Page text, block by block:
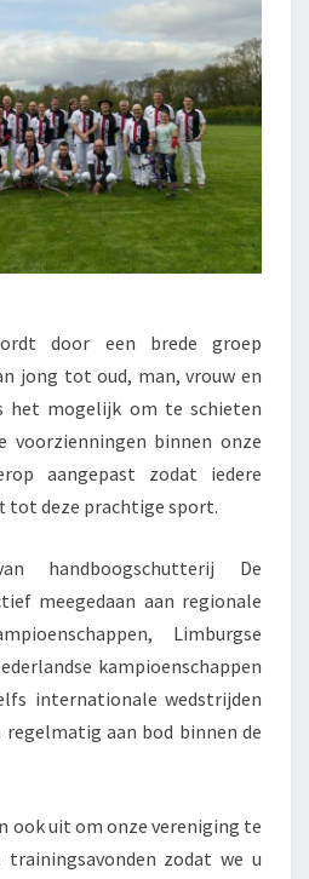
door een brede groep
jong tot oud, man, vrouw en
het mogelijk om te schieten
binnen onze
aangepast zodat iedere
tot deze prachtige sport.
handboogschutterij De
meegedaan aan regionale
Limburgse
kampioenschappen
internationale wedstrijden
aan bod binnen de
ook uit om onze vereniging te
zodat we u